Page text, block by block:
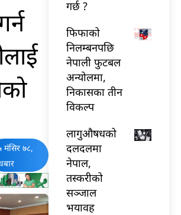
मंसिर ७८,
गर्छ ?
फिफाको
निलम्बनपछि
नेपाली फुटबल
अन्योलमा,
निकासका तीन
विकल्प
लागुऔषधको
दलदलमा
नेपाल,
तस्करीको
सञ्जाल
भयावह